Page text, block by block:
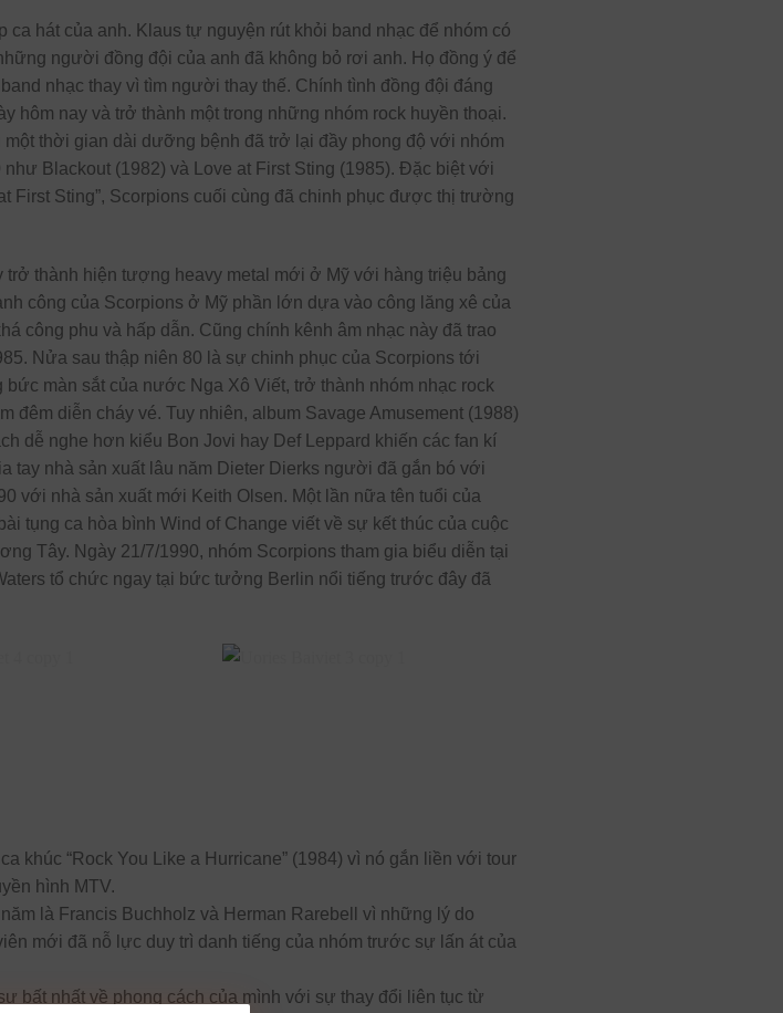
hát của anh. Klaus tự nguyện rút khỏi band nhạc để nhóm có
người đồng đội của anh đã không bỏ rơi anh. Họ đồng ý để
nhạc thay vì tìm người thay thế. Chính tình đồng đội đáng
hôm nay và trở thành một trong những nhóm rock huyền thoại.
thời gian dài dưỡng bệnh đã trở lại đầy phong độ với nhóm
Blackout (1982) và Love at First Sting (1985). Đặc biệt với
First Sting”, Scorpions cuối cùng đã chinh phục được thị trường
thành hiện tượng heavy metal mới ở Mỹ với hàng triệu bảng
công của Scorpions ở Mỹ phần lớn dựa vào công lăng xê của
công phu và hấp dẫn. Cũng chính kênh âm nhạc này đã trao
Nửa sau thập niên 80 là sự chinh phục của Scorpions tới
màn sắt của nước Nga Xô Viết, trở thành nhóm nhạc rock
diễn cháy vé. Tuy nhiên, album Savage Amusement (1988)
dễ nghe hơn kiểu Bon Jovi hay Def Leppard khiến các fan kí
tay nhà sản xuất lâu năm Dieter Dierks người đã gắn bó với
với nhà sản xuất mới Keith Olsen. Một lần nữa tên tuổi của
tụng ca hòa bình Wind of Change viết về sự kết thúc của cuộc
Tây. Ngày 21/7/1990, nhóm Scorpions tham gia biểu diễn tại
tổ chức ngay tại bức tưởng Berlin nổi tiếng trước đây đã
khúc “Rock You Like a Hurricane” (1984) vì nó gắn liền với tour
hình MTV.
là Francis Buchholz và Herman Rarebell vì những lý do
mới đã nỗ lực duy trì danh tiếng của nhóm trước sự lấn át của
bất nhất về phong cách của mình với sự thay đổi liên tục từ